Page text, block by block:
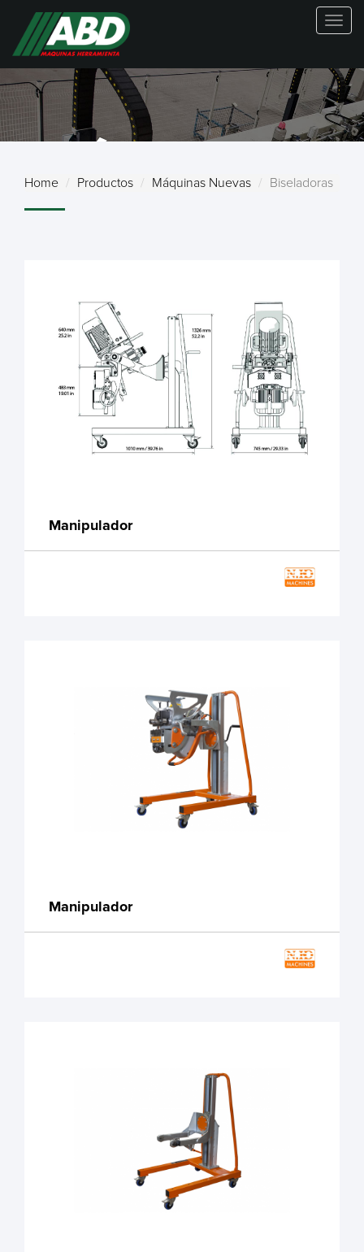
MÁQUINAS
Home Productos Máquinas Nuevas Biseladoras
Manipulador
Manipulador